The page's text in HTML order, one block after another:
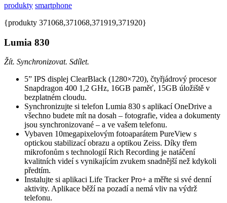
produkty smartphone
{produkty 371068,371068,371919,371920}
Lumia 830
Žít. Synchronizovat. Sdílet.
5” IPS displej ClearBlack (1280×720), čtyřjádrový procesor
Snapdragon 400 1,2 GHz, 16GB paměť, 15GB úložiště v
bezplatném cloudu.
Synchronizujte si telefon Lumia 830 s aplikací OneDrive a
všechno budete mít na dosah – fotografie, videa a dokumenty
jsou synchronizované – a ve vašem telefonu.
Vybaven 10megapixelovým fotoaparátem PureView s
optickou stabilizací obrazu a optikou Zeiss. Díky třem
mikrofonům s technologií Rich Recording je natáčení
kvalitních videí s vynikajícím zvukem snadnější než kdykoli
předtím.
Instalujte si aplikaci Life Tracker Pro+ a měřte si své denní
aktivity. Aplikace běží na pozadí a nemá vliv na výdrž
telefonu.